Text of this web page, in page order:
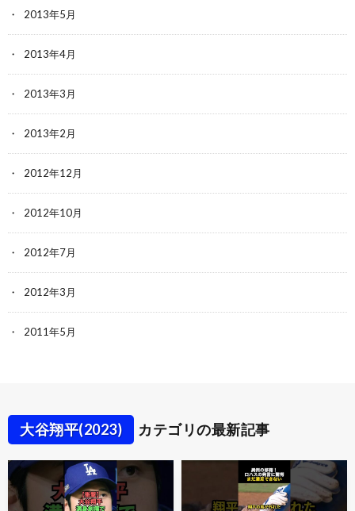
2013年5月
2013年4月
2013年3月
2013年2月
2012年12月
2012年10月
2012年7月
2012年3月
2011年5月
大谷翔平(2023) カテゴリの最新記事